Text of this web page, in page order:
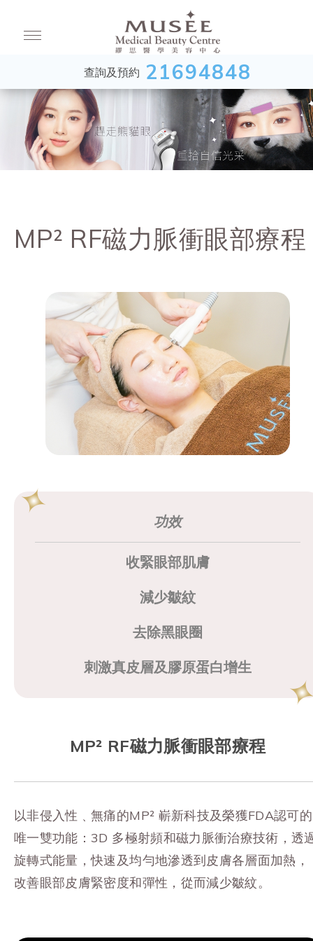
查詢及預約 21694848
MP² RF磁力脈衝眼部療程
功效
收緊眼部肌膚
減少皺紋
去除黑眼圈
刺激真皮層及膠原蛋白增生
MP² RF磁力脈衝眼部療程
以非侵入性﹑無痛的MP² 嶄新科技及榮獲FDA認可的
唯一雙功能：3D 多極射頻和磁力脈衝治療技術，透
旋轉式能量，快速及均勻地滲透到皮膚各層面加熱，
改善眼部皮膚緊密度和彈性，從而減少皺紋。